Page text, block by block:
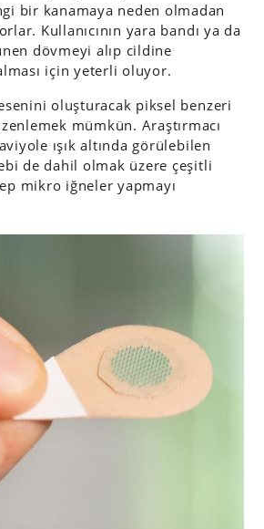
bir kanamaya neden olmadan
Kullanıcının yara bandı ya da
dövmeyi alıp cildine
için yeterli oluyor.
oluşturacak piksel benzeri
mümkün. Araştırmacı
ışık altında görülebilen
de dahil olmak üzere çeşitli
mikro iğneler yapmayı